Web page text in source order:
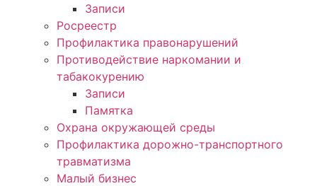
Записи
Росреестр
Профилактика правонарушений
Противодействие наркомании и
табакокурению
Записи
Памятка
Охрана окружающей среды
Профилактика дорожно-транспортного
травматизма
Малый бизнес